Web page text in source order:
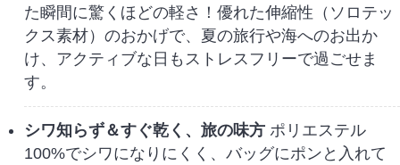
た瞬間に驚くほどの軽さ！優れた伸縮性（ソロテッ
クス素材）のおかげで、夏の旅行や海へのお出か
け、アクティブな日もストレスフリーで過ごせま
す。
シワ知らず＆すぐ乾く、旅の味方ポリエステル
100%でシワになりにくく、バッグにポンと入れて